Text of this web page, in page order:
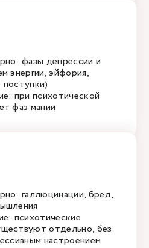
фазы депрессии и
энергии, эйфория,
при психотической
фаз мании
галлюцинации, бред,
психотические
отдельно, без
настроением